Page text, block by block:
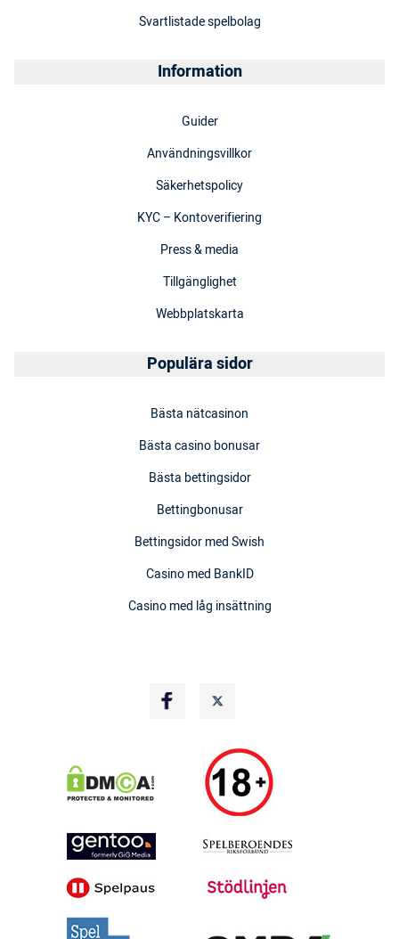
Svartlistade spelbolag
Information
Guider
Användningsvillkor
Säkerhetspolicy
KYC – Kontoverifiering
Press & media
Tillgänglighet
Webbplatskarta
Populära sidor
Bästa nätcasinon
Bästa casino bonusar
Bästa bettingsidor
Bettingbonusar
Bettingsidor med Swish
Casino med BankID
Casino med låg insättning